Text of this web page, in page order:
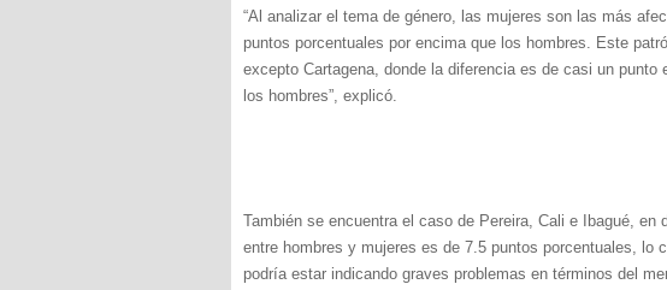
“Al analizar el tema de género, las mujeres son las más
puntos porcentuales por encima que los hombres. Este
excepto Cartagena, donde la diferencia es de casi un
los hombres”, explicó.
También se encuentra el caso de Pereira, Cali e Ibagué, en
entre hombres y mujeres es de 7.5 puntos porcentuales, lo
podría estar indicando graves problemas en términos del